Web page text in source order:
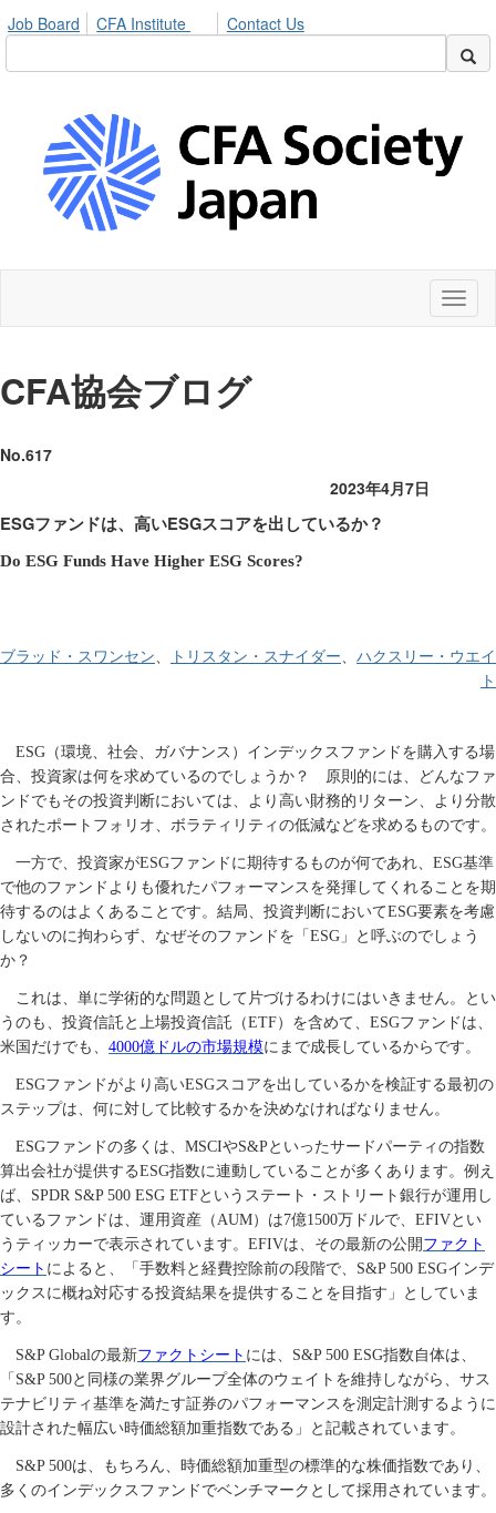
Job Board CFA Institute Contact Us
CFA協会ブログ
No.617
2023年4月7日
ESGファンドは、高いESGスコアを出しているか？
Do ESG Funds Have Higher ESG Scores?
ブラッド・スワンセン トリスタン・スナイダー
ハクスリー・ウエイ
ト
ESG（環境、社会、ガバナンス）インデックスファンドを購入する場
合、投資家は何を求めているのでしょうか？ 原則的には、どんなファ
ンドでもその投資判断においては、より高い財務的リターン、より分散
されたポートフォリオ、ボラティリティの低減などを求めるものです。
一方で、投資家がESGファンドに期待するものが何であれ、 ESG基準
で他のファンドよりも優れたパフォーマンスを発揮してくれることを期
待するのはよくあることです。結局、投資判断においてESG要素を考慮
しないのに拘わらず、なぜそのファンドを「ESG 」と呼ぶのでしょう
か？
これは、単に学術的な問題として片づけるわけにはいきません。とい
うのも、投資信託と上場投資信託（ETF）を含めて、 ESGファンドは、
米国だけでも、 4000億ドルの市場規模にまで成長しているからです。
ESGファンドがより高いESGスコアを出しているかを検証する最初の
ステップは、何に対して比較するかを決めなければなりません。
ESGファンドの多くは、 MSCIやS&Pといったサードパーティの指数
算出会社が提供するESG指数に連動していることが多くあります。例え
ば、 SPDR S&P 500 ESG ETFというステート・ストリート銀行が運用し
ているファンドは、運用資産（ AUM）は7億1500万ドルで、 EFIVとい
うティッカーで表示されています。 EFIVは、その最新の公開 ファクト
シート によると、「手数料と経費控除前の段階で、 S&P 500 ESGインデ
ックスに概ね対応する投資結果を提供することを目指す」としていま
す。
S&P Globalの最新ファクトシート には、 S&P 500 ESG指数自体は、
「 S&P 500と同様の業界グループ全体のウェイトを維持しながら、サス
テナビリティ基準を満たす証券のパフォーマンスを測定計測するように
設計された幅広い時価総額加重指数である」と記載されています。
S&P 500は、もちろん、時価総額加重型の標準的な株価指数であり、
多くのインデックスファンドでベンチマークとして採用されています。